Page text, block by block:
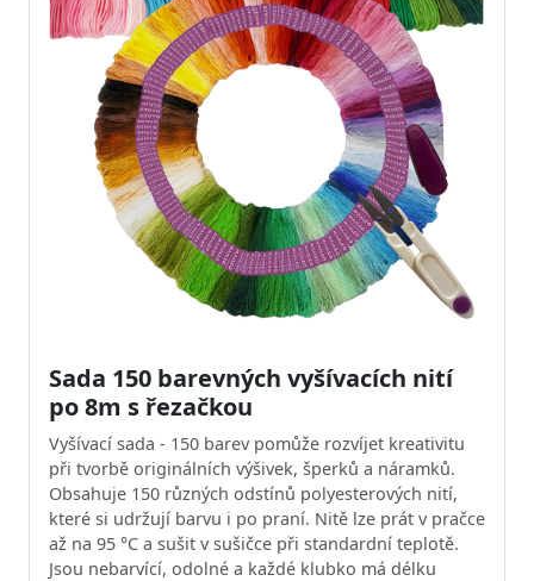
Sada 150 barevných vyšívacích nití
po 8m s řezačkou
Vyšívací sada - 150 barev pomůže rozvíjet kreativitu
při tvorbě originálních výšivek, šperků a náramků.
Obsahuje 150 různých odstínů polyesterových nití,
které si udržují barvu i po praní. Nitě lze prát v pračce
až na 95 °C a sušit v sušičce při standardní teplotě.
Jsou nebarvící, odolné a každé klubko má délku